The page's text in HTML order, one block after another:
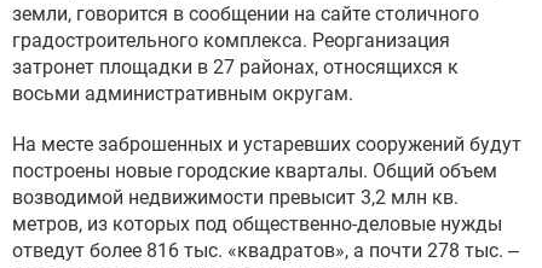
земли, говорится в сообщении на сайте столичного
градостроительного комплекса. Реорганизация
затронет площадки в 27 районах, относящихся к
восьми административным округам.
На месте заброшенных и устаревших сооружений будут
построены новые городские кварталы. Общий объем
возводимой недвижимости превысит 3,2 млн кв.
метров, из которых под общественно-деловые нужды
отведут более 816 тыс. «квадратов», а почти 278 тыс. –